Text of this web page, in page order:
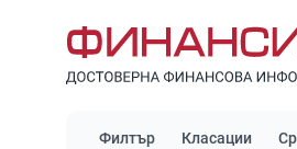
Филтър Класации